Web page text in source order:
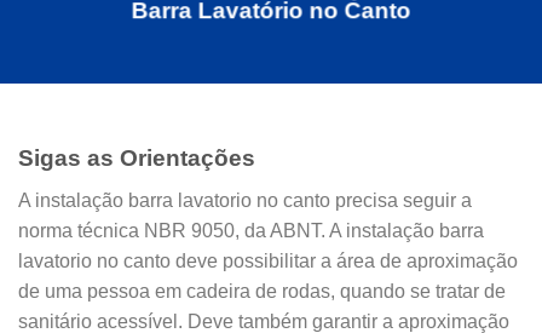
Barra Lavatório no Canto
Sigas as Orientações
A instalação barra lavatorio no canto precisa seguir a
norma técnica NBR 9050, da ABNT. A instalação barra
lavatorio no canto deve possibilitar a área de aproximação
de uma pessoa em cadeira de rodas, quando se tratar de
sanitário acessível. Deve também garantir a aproximação